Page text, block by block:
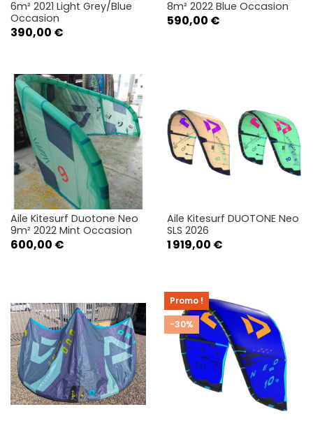
6m² 2021 Light Grey/Blue
Occasion
Prix
390,00 €
8m² 2022 Blue Occasion
Prix
590,00 €
Aile Kitesurf Duotone Neo
9m² 2022 Mint Occasion
Prix
600,00 €
Aile Kitesurf DUOTONE Neo
SLS 2026
Prix
1 919,00 €
Promo !
-30%